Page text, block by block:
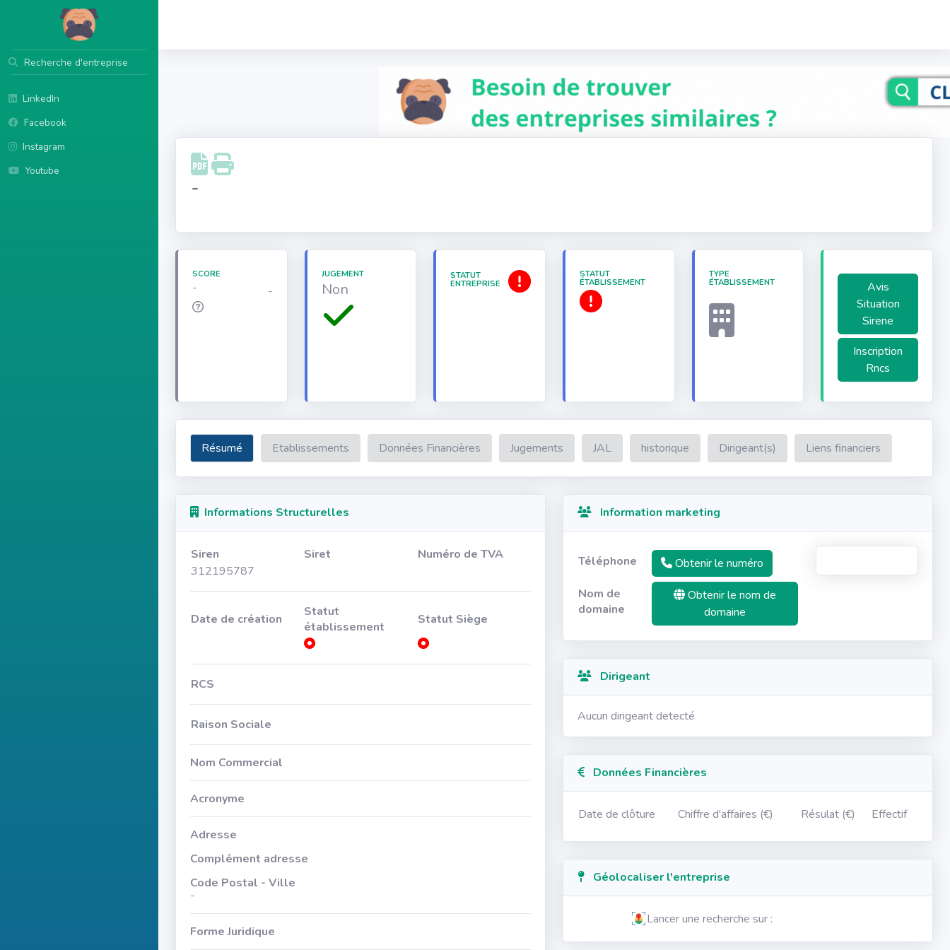
Recherche d'entreprise
LinkedIn
Facebook
Instagram
Youtube
-
SCORE
- -
JUGEMENT
Non
STATUT
ENTREPRISE
STATUT
ÉTABLISSEMENT
TYPE
ÉTABLISSEMENT
Avis
Situation
Sirene
Inscription
Rncs
Résumé Etablissements Données Financières Jugements JAL historique Dirigeant(s) Liens financiers
Informations Structurelles
Siren Siret
Numéro de TVA
312195787
Date de création
Statut
établissement
Statut Siège
RCS
Raison Sociale
Nom Commercial
Acronyme
Adresse
Complément adresse
Code Postal - Ville
-
Forme Juridique
Information marketing
Téléphone
Obtenir le numéro
Nom de
domaine
Obtenir le nom de
domaine
Dirigeant
Aucun dirigeant detecté
Données Financières
Date de clôture Chiffre d'affaires (€) Résulat (€) Effectif
Géolocaliser l'entreprise
Lancer une recherche sur :